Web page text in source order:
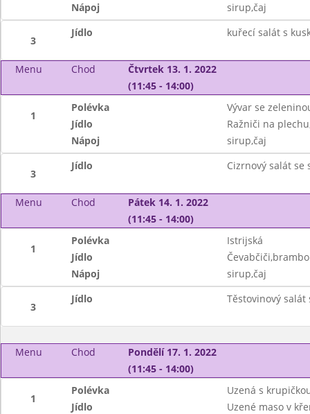
Nápoj
sirup,čaj
3
Jídlo kuřecí salát s
Menu Chod
Čtvrtek 13. 1. 2022
(11:45 - 14:00)
1
Polévka
Vývar se
Jídlo
Ražniči na
Nápoj
sirup,čaj
3
Jídlo Cizrnový salát se
Menu Chod
Pátek 14. 1. 2022
(11:45 - 14:00)
1
Polévka
Istrijská
Jídlo
Nápoj
sirup,čaj
3
Jídlo Těstovinový salát
Menu Chod
Pondělí 17. 1. 2022
(11:45 - 14:00)
1
Polévka
Uzená s
Jídlo
Uzené maso v